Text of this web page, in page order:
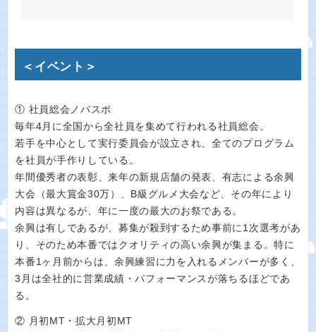
＜イベント＞
① 社員総会ノバスポ
毎年4月に全国から全社員を集めて行われる社員総会。
若手を中心として実行委員会が設立され、全てのプログラム
を社員が手作りしている。
年間優秀者の表彰、来年の新規店舗の発表、有志による余興
大会（最大賞金30万）、B級グルメ大会など、その年により
内容は異なるが、年に一度の最大のお祭である。
余興は有しであるが、募集が殺到するため事前に1次選考があ
り、そのため本番ではクオリティの高い余興が集まる。特に
本番1ヶ月前からは、余興練習に力を入れるメンバーが多く、
3月は全社的に営業成績・パフォーマンスが落ちるほどであ
る。
② 月初MT・拡大月初MT